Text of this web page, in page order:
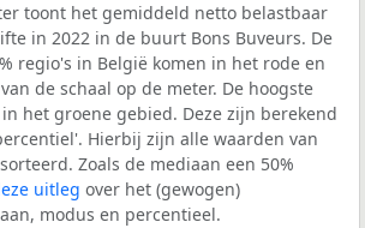
toont het gemiddeld netto belastbaar
in 2022 in de buurt Bons Buveurs. De
regio's in België komen in het rode en
de schaal op de meter. De hoogste
het groene gebied. Deze zijn berekend
Hierbij zijn alle waarden van
Zoals de mediaan een 50%
uitleg over het (gewogen)
modus en percentieel.